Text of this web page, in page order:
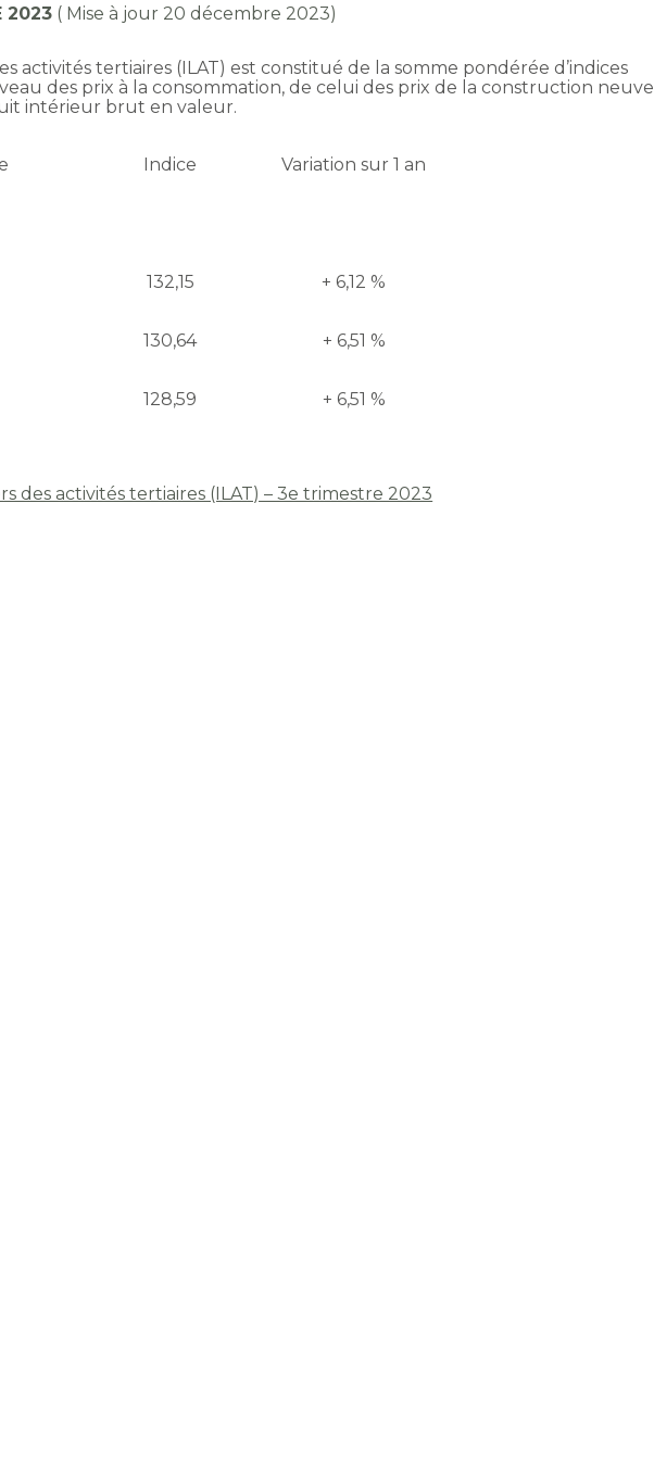
2023 ( Mise à jour 20 décembre 2023)
activités tertiaires (ILAT) est constitué de la somme pondérée d’indices
des prix à la consommation, de celui des prix de la construction neuve
intérieur brut en valeur.
Indice Variation sur 1 an
132,15 + 6,12 %
130,64 + 6,51 %
128,59 + 6,51 %
des activités tertiaires (ILAT) – 3e trimestre 2023